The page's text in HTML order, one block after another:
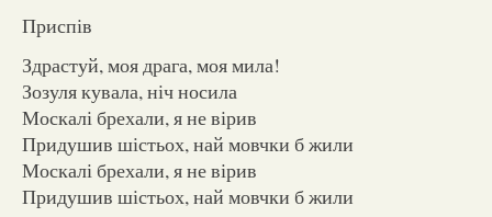
Приспів
Здрастуй, моя драга, моя мила!
Зозуля кувала, ніч носила
Москалі брехали, я не вірив
Придушив шістьох, най мовчки б жили
Москалі брехали, я не вірив
Придушив шістьох, най мовчки б жили